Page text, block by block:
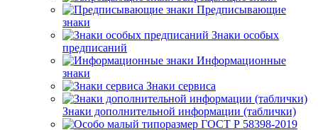
Предписывающие
знаки
Знаки особых
предписаний
Информационные
знаки
Знаки сервиса
Знаки дополнительной информации (таблички)